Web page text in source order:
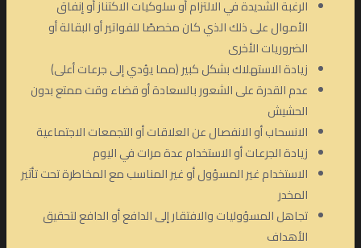
الرغبة الشديدة في الالتزام أو سلوكيات الاكتناز أو إنفاق
الأموال على ذلك الذي كان مخصصًا للفواتير أو البقالة أو
الضروريات الأخرى
زيادة الاستهلاك بشكل كبير (مما يؤدي إلى جرعات أعلى)
عدم القدرة على الشعور بالسعادة أو قضاء وقت ممتع بدون
الحشيش
الانسحاب أو الانفصال عن العلاقات أو التجمعات الاجتماعية
زيادة الجرعات أو الاستخدام عدة مرات في اليوم
الاستخدام غير المسؤول أو غير المناسب مع المخاطرة تحت تأثير
المخدر
تجاهل المسؤوليات والافتقار إلى الدافع أو الدافع لتحقيق
الأهداف